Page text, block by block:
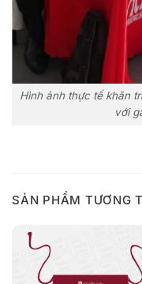
Hình ảnh thực tế khăn
với
SẢN PHẨM TƯƠNG